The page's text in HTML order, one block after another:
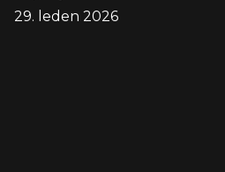
29. leden 2026